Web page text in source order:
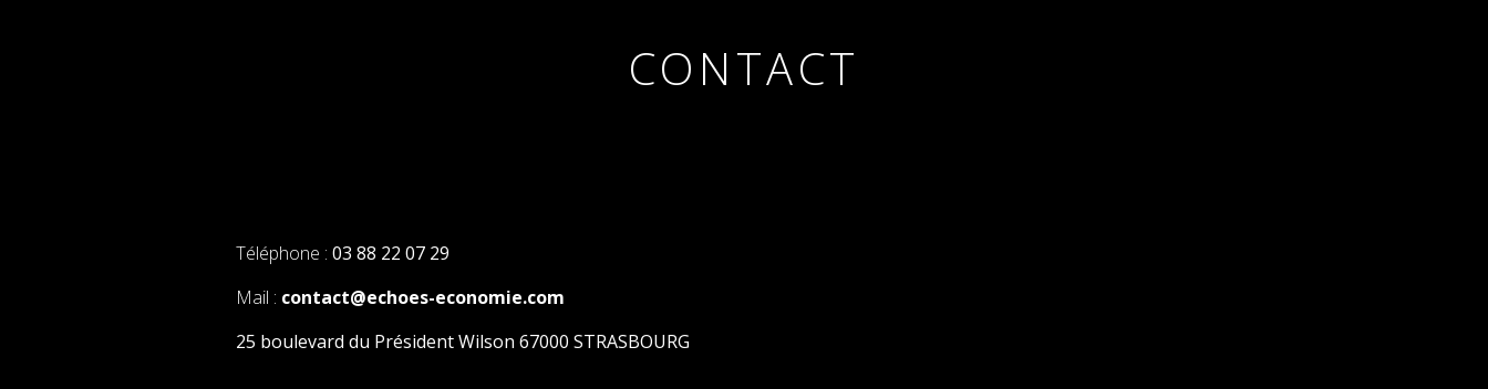
CONTACT
Téléphone : 03 88 22 07 29
Mail : contact@echoes-economie.com
25 boulevard du Président Wilson 67000 STRASBOURG